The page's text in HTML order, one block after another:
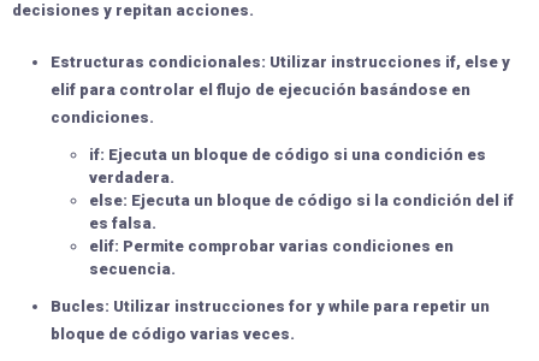
decisiones y repitan acciones.
Estructuras condicionales: Utilizar instrucciones if, else y
elif para controlar el flujo de ejecución basándose en
condiciones.
if: Ejecuta un bloque de código si una condición es
verdadera.
else: Ejecuta un bloque de código si la condición del if
es falsa.
elif: Permite comprobar varias condiciones en
secuencia.
Bucles: Utilizar instrucciones for y while para repetir un
bloque de código varias veces.